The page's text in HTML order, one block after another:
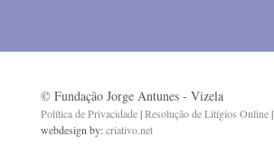
© Fundação Jorge Antunes - Vizela
Política de Privacidade|Resolução de Litígios Online|
webdesign by:criativo.net